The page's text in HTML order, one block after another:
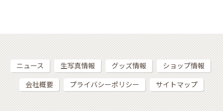
ニュース 生写真情報 グッズ情報 ショップ情報
会社概要 プライバシーポリシー サイトマップ